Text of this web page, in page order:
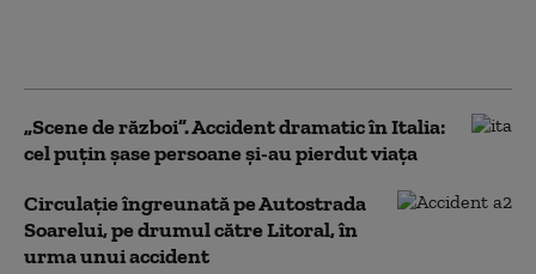
„Scene de război”. Accident dramatic în Italia:
cel puțin șase persoane și-au pierdut viața
Circulație îngreunată pe Autostrada
Soarelui, pe drumul către Litoral, în
urma unui accident